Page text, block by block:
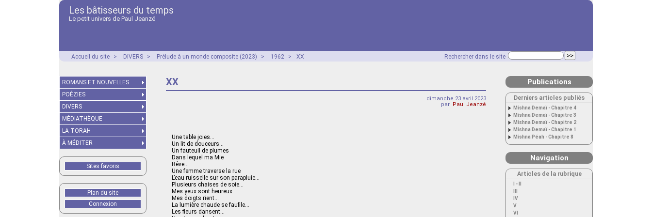
Les bâtisseurs du temps
Le petit univers de Paul Jeanzé
Rechercher dans le site
Accueil du site > DIVERS > Prélude à un monde composite (2023) > 1962 > XX
XX
dimanche 23 avril 2023
par Paul Jeanzé
Une table joies…
Un lit de douceurs…
Un fauteuil de plumes
Dans lequel ma Mie
Rêve…
Une femme traverse la rue
L’eau ruisselle sur son parapluie…
Plusieurs chaises de soie…
Mes yeux sont heureux
Mes doigts rient…
La lumière chaude se faufile…
Les fleurs dansent…
ROMANS ET NOUVELLES
POÉZIES
DIVERS
MÉDIATHÈQUE
LA TORAH
À MÉDITER
Sites favoris
Plan du site
Connexion
Publications
Derniers articles publiés
Mishna Demaï - Chapitre 4
Mishna Demaï - Chapitre 3
Mishna Demaï - Chapitre 2
Mishna Demaï - Chapitre 1
Mishna Péah - Chapitre 8
Navigation
Articles de la rubrique
I - II
IV
V
VI